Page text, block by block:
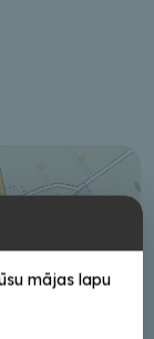
mājas lapu